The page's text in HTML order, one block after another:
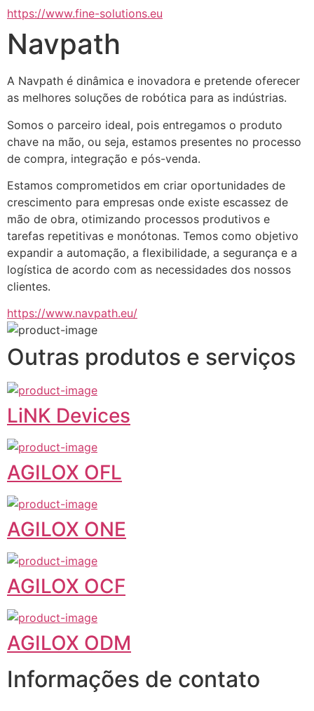
https://www.fine-solutions.eu
Navpath
A Navpath é dinâmica e inovadora e pretende oferecer
as melhores soluções de robótica para as indústrias.
Somos o parceiro ideal, pois entregamos o produto
chave na mão, ou seja, estamos presentes no processo
de compra, integração e pós-venda.
Estamos comprometidos em criar oportunidades de
crescimento para empresas onde existe escassez de
mão de obra, otimizando processos produtivos e
tarefas repetitivas e monótonas. Temos como objetivo
expandir a automação, a flexibilidade, a segurança e a
logística de acordo com as necessidades dos nossos
clientes.
https://www.navpath.eu/
Outras produtos e serviços
LiNK Devices
AGILOX OFL
AGILOX ONE
AGILOX OCF
AGILOX ODM
Informações de contato